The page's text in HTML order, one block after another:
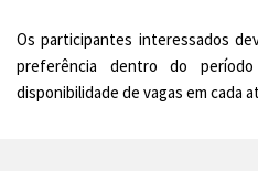
Os participantes interessados
preferência dentro do
disponibilidade de vagas em cada